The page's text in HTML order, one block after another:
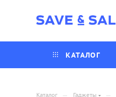
КАТАЛОГ
Каталог — Гаджеты —